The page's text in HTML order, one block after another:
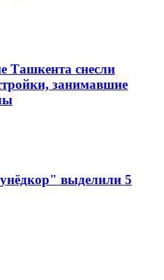
Ташкента снесли
занимавшие
выделили 5